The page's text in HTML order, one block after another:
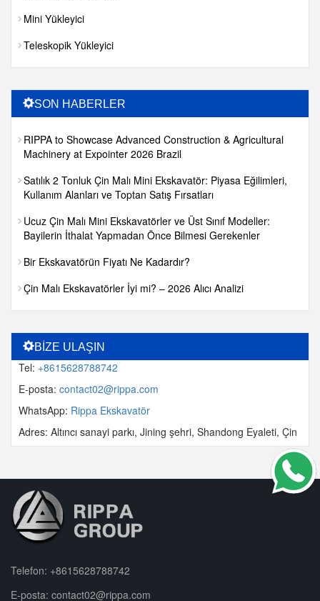
Mini Yükleyici
Teleskopik Yükleyici
SON HABERLER
RIPPA to Showcase Advanced Construction & Agricultural
Machinery at Expointer 2026 Brazil
Satılık 2 Tonluk Çin Malı Mini Ekskavatör: Piyasa Eğilimleri,
Kullanım Alanları ve Toptan Satış Fırsatları
Ucuz Çin Malı Mini Ekskavatörler ve Üst Sınıf Modeller:
Bayilerin İthalat Yapmadan Önce Bilmesi Gerekenler
Bir Ekskavatörün Fiyatı Ne Kadardır?
Çin Malı Ekskavatörler İyi mi? – 2026 Alıcı Analizi
BİZE ULAŞIN
Tel: +8615628788742
E-posta: contact02@rippa.com
WhatsApp: Rippa Ekskavatör
Adres: Altıncı sanayi parkı, Jining şehri, Shandong Eyaleti, Çin
Telefon: +8615628788742
E-posta: contact02@rippa.com